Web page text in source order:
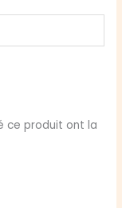
ce produit ont la